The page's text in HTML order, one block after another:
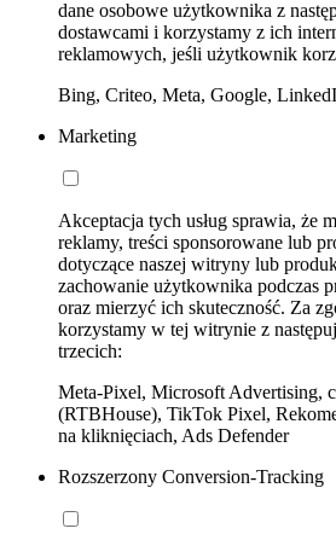
dane osobowe użytkownika z
dostawcami i korzystamy z ich
reklamowych, jeśli użytkownik
Bing, Criteo, Meta, Google,
Marketing
Akceptacja tych usług sprawia, że
reklamy, treści sponsorowane lub
dotyczące naszej witryny lub
zachowanie użytkownika podczas
oraz mierzyć ich skuteczność. Za
korzystamy w tej witrynie z
trzecich:
Meta-Pixel, Microsoft Advertising,
(RTBHouse), TikTok Pixel,
na kliknięciach, Ads Defender
Rozszerzony Conversion-Tracking